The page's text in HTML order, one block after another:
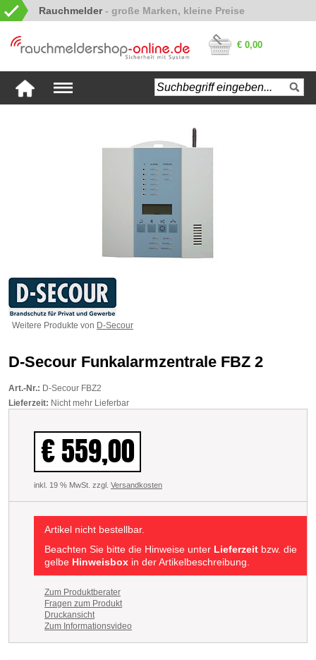
Rauchmelder
€ 0,00
Weitere Produkte von D-Secour
D-Secour Funkalarmzentrale FBZ 2
Art.-Nr.: D-Secour FBZ2
Lieferzeit: Nicht mehr Lieferbar
€ 559,00
inkl. 19 % MwSt. zzgl. Versandkosten
Artikel nicht bestellbar.
Beachten Sie bitte die Hinweise unter Lieferzeit bzw. die
gelbe Hinweisbox in der Artikelbeschreibung.
Zum Produktberater
Fragen zum Produkt
Druckansicht
Zum Informationsvideo